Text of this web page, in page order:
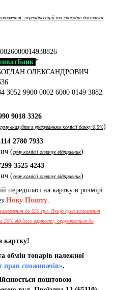
переадресацій та способів доставки
"
ОЛЕКСАНДРОВИЧ
3052 9900 0002 6000 0149 3882
9018 3326
суму вказуйте з урахуванням комісії банку 0,5%)
2780 7933
(суму комісії оплачує відправник)
3525 4243
(суму комісії оплачує відправник)
передплаті на картку в розмірі
Нову Пошту.
до 650 грн. Якщо сума замовлення
30% від його вартості, округлюється до
картку!
обмін товарів належної
прав споживачів».
поштовою